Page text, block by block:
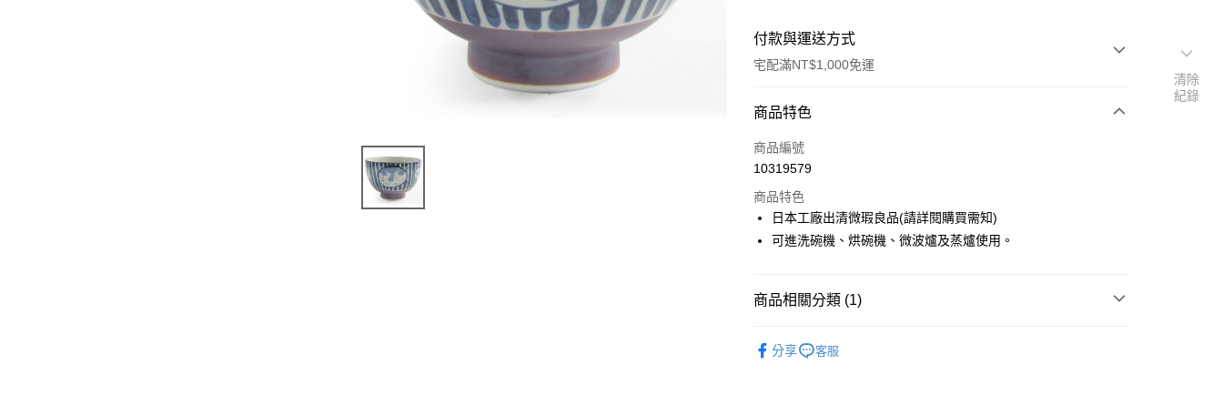
付款與運送方式
宅配滿NT$1,000免運
付款方式
信用卡一次付款
Apple Pay
街口支付
ATM付款
商品特色
商品編號
10319579
商品特色
日本工廠出清微瑕良品(請詳閱購買需知)
可進洗碗機、烘碗機、微波爐及蒸爐使用。
商品相關分類 (1)
分享
客服
清除
紀錄